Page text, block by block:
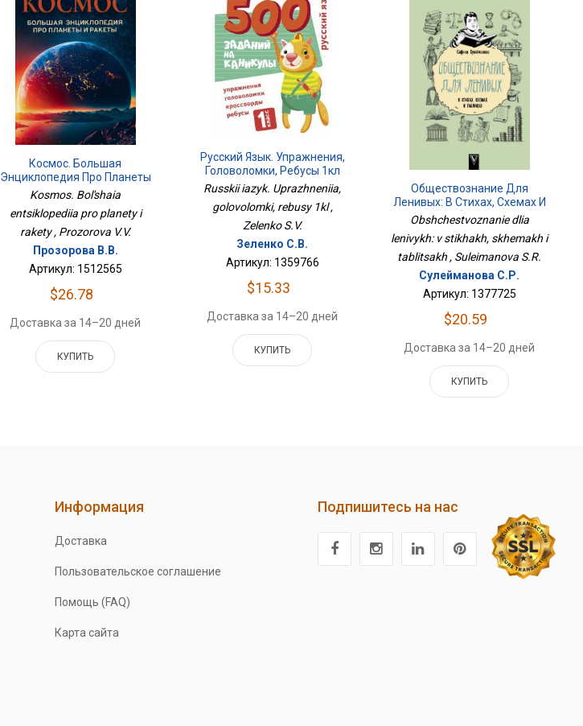
Космос. Большая
Энциклопедия Про Планеты
И Ракеты
Kosmos. Bol'shaia
entsiklopediia pro planety i
rakety , Prozorova V.V.
Прозорова В.В.
Артикул: 1512565
$26.78
Доставка за 14–20 дней
КУПИТЬ
Русский Язык. Упражнения,
Головоломки, Ребусы 1кл
Russkii iazyk. Uprazhneniia,
golovolomki, rebusy 1kl ,
Zelenko S.V.
Зеленко С.В.
Артикул: 1359766
$15.33
Доставка за 14–20 дней
КУПИТЬ
Обществознание Для
Ленивых: В Стихах, Схемах И
Таблицах
Obshchestvoznanie dlia
lenivykh: v stikhakh, skhemakh i
tablitsakh , Suleimanova S.R.
Сулейманова С.Р.
Артикул: 1377725
$20.59
Доставка за 14–20 дней
КУПИТЬ
Информация
Доставка
Пользовательское соглашение
Помощь (FAQ)
Карта сайта
Подпишитесь на нас